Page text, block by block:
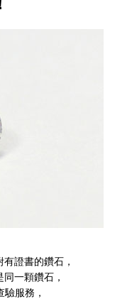
證書的鑽石，
一顆鑽石，
服務，